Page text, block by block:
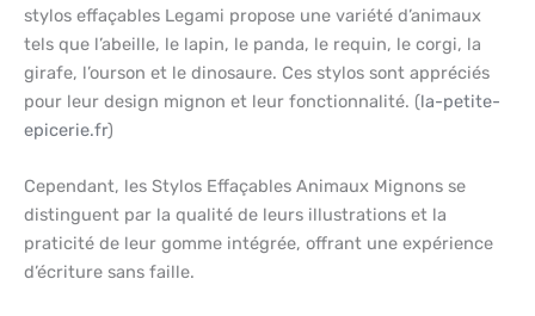
stylos effaçables Legami propose une variété d’animaux
tels que l’abeille, le lapin, le panda, le requin, le corgi, la
girafe, l’ourson et le dinosaure. Ces stylos sont appréciés
pour leur design mignon et leur fonctionnalité. (la-petite-
epicerie.fr)
Cependant, les Stylos Effaçables Animaux Mignons se
distinguent par la qualité de leurs illustrations et la
praticité de leur gomme intégrée, offrant une expérience
d’écriture sans faille.